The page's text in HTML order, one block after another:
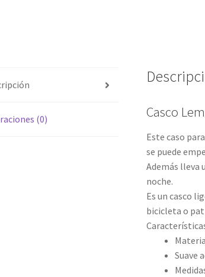
(0) Casco
Este caso
se puede
Además lleva
noche.
Es un casco
bicicleta o
Suave